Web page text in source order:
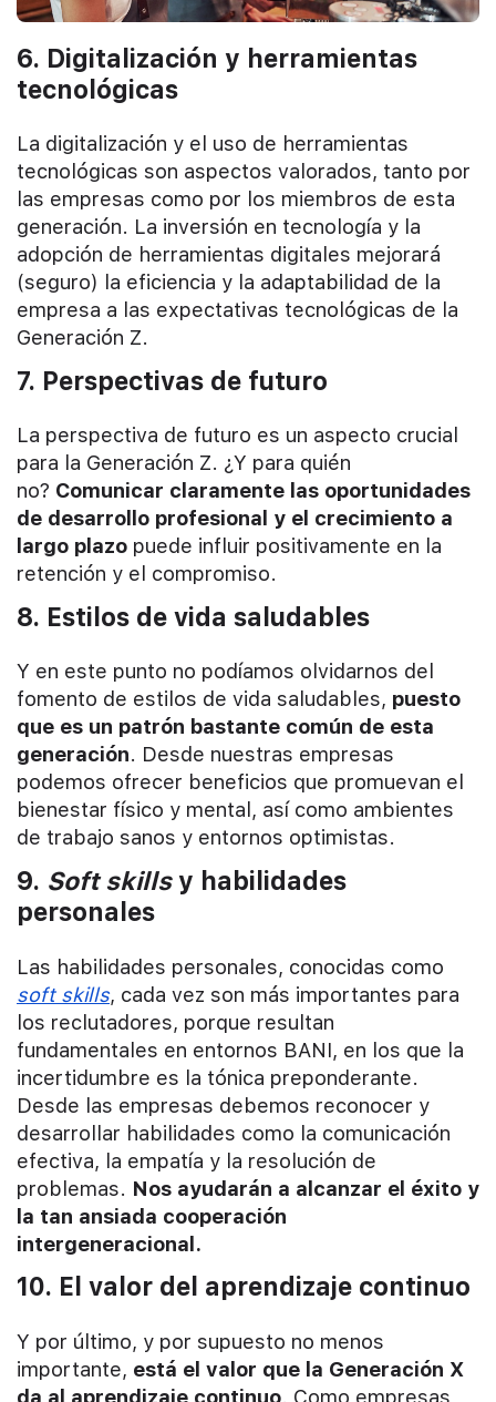
6. Digitalización y herramientas
tecnológicas
La digitalización y el uso de herramientas
tecnológicas son aspectos valorados, tanto por
las empresas como por los miembros de esta
generación. La inversión en tecnología y la
adopción de herramientas digitales mejorará
(seguro) la eficiencia y la adaptabilidad de la
empresa a las expectativas tecnológicas de la
Generación Z.
7. Perspectivas de futuro
La perspectiva de futuro es un aspecto crucial
para la Generación Z. ¿Y para quién
no? Comunicar claramente las oportunidades
de desarrollo profesional y el crecimiento a
largo plazo puede influir positivamente en la
retención y el compromiso.
8. Estilos de vida saludables
Y en este punto no podíamos olvidarnos del
fomento de estilos de vida saludables, puesto
que es un patrón bastante común de esta
generación. Desde nuestras empresas
podemos ofrecer beneficios que promuevan el
bienestar físico y mental, así como ambientes
de trabajo sanos y entornos optimistas.
9. Soft skillsy habilidades
personales
Las habilidades personales, conocidas como
soft skills, cada vez son más importantes para
los reclutadores, porque resultan
fundamentales en entornos BANI, en los que la
incertidumbre es la tónica preponderante.
Desde las empresas debemos reconocer y
desarrollar habilidades como la comunicación
efectiva, la empatía y la resolución de
problemas. Nos ayudarán a alcanzar el éxito y
la tan ansiada cooperación
intergeneracional.
10. El valor del aprendizaje continuo
Y por último, y por supuesto no menos
importante, está el valor que la Generación X
da al aprendizaje continuo . Como empresas